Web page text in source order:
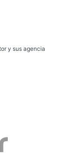
y sus agencia